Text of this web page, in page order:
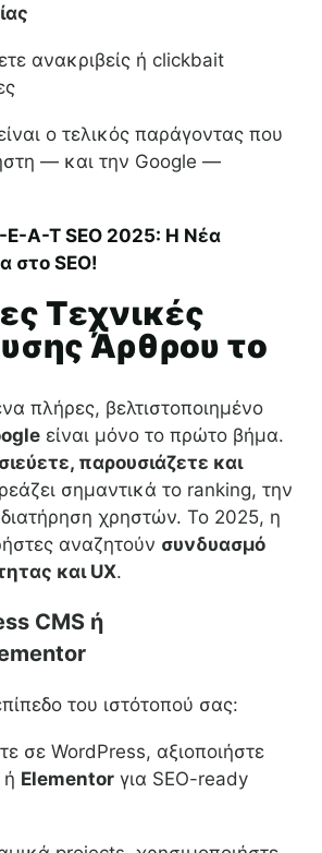
ανακριβείς ή clickbait
ο τελικός παράγοντας που
— και την Google —
E-A-T SEO 2025: Η Νέα
στο SEO!
Τεχνικές
Άρθρου το
πλήρες, βελτιστοποιημένο
είναι μόνο το πρώτο βήμα.
παρουσιάζετε και
σημαντικά το ranking, την
χρηστών. Το 2025, η
αναζητούν συνδυασμό
και UX.
CMS ή
του ιστότοπού σας:
σε WordPress, αξιοποιήστε
ή Elementor για SEO-ready